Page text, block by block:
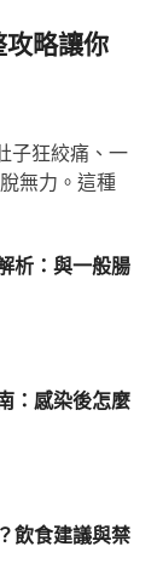
攻略讓你
子狂絞痛、一
無力。這種
析：與一般腸
：感染後怎麼
飲食建議與禁